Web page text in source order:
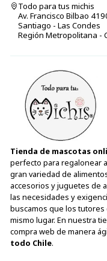
Todo para tus michis
Av. Francisco Bilbao
Santiago - Las Condes
Región Metropolitana -
Tienda de mascotas
perfecto para regalonear
gran variedad de
accesorios y juguetes de
las necesidades y
buscamos que los
mismo lugar. En nuestra
compra web de manera
todo Chile.